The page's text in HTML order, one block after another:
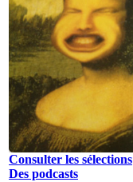
Consulter les sélections
Des podcasts